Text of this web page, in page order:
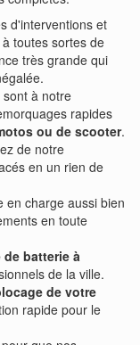
d'interventions et
toutes sortes de
très grande qui
sont à notre
rapides
ou de scooter.
de notre
en un rien de
charge aussi bien
en toute
batterie à
de la ville.
de votre
rapide pour le